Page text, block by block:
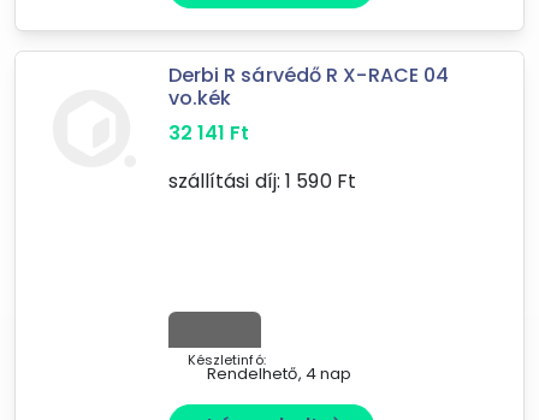
Derbi R sárvédő R X-RACE 04
vo.kék
32 141 Ft
szállítási díj: 1 590Ft
Készletinfó:
Rendelhető, 4 nap